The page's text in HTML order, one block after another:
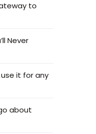
to
Never
it for any
about